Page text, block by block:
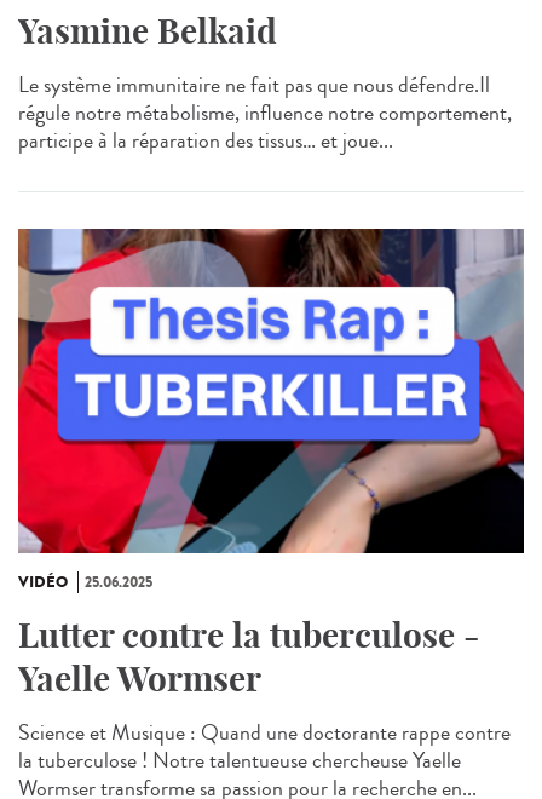
Yasmine Belkaid
Le système immunitaire ne fait pas que nous défendre.Il
régule notre métabolisme, influence notre comportement,
participe à la réparation des tissus… et joue...
VIDÉO 25.06.2025
Lutter contre la tuberculose -
Yaelle Wormser
Science et Musique : Quand une doctorante rappe contre
la tuberculose ! Notre talentueuse chercheuse Yaelle
Wormser transforme sa passion pour la recherche en...